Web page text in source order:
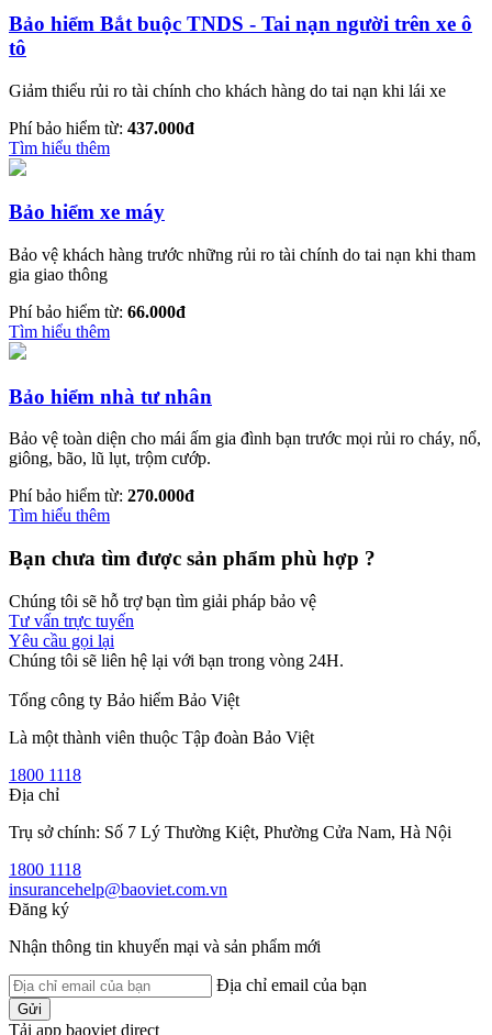
Bảo hiểm Bắt buộc TNDS - Tai nạn người trên xe ô
tô
Giảm thiểu rủi ro tài chính cho khách hàng do tai nạn khi lái xe
Phí bảo hiểm từ: 437.000đ
Tìm hiểu thêm
Bảo hiểm xe máy
Bảo vệ khách hàng trước những rủi ro tài chính do tai nạn khi tham
gia giao thông
Phí bảo hiểm từ: 66.000đ
Tìm hiểu thêm
Bảo hiểm nhà tư nhân
Bảo vệ toàn diện cho mái ấm gia đình bạn trước mọi rủi ro cháy, nổ,
giông, bão, lũ lụt, trộm cướp.
Phí bảo hiểm từ: 270.000đ
Tìm hiểu thêm
Bạn chưa tìm được sản phẩm phù hợp ?
Chúng tôi sẽ hỗ trợ bạn tìm giải pháp bảo vệ
Tư vấn trực tuyến
Yêu cầu gọi lại
Chúng tôi sẽ liên hệ lại với bạn trong vòng 24H.
Tổng công ty Bảo hiểm Bảo Việt
Là một thành viên thuộc Tập đoàn Bảo Việt
1800 1118
Địa chỉ
Trụ sở chính: Số 7 Lý Thường Kiệt, Phường Cửa Nam, Hà Nội
1800 1118
insurancehelp@baoviet.com.vn
Đăng ký
Nhận thông tin khuyến mại và sản phẩm mới
Địa chỉ email của bạn
Gửi
Tải app baoviet direct